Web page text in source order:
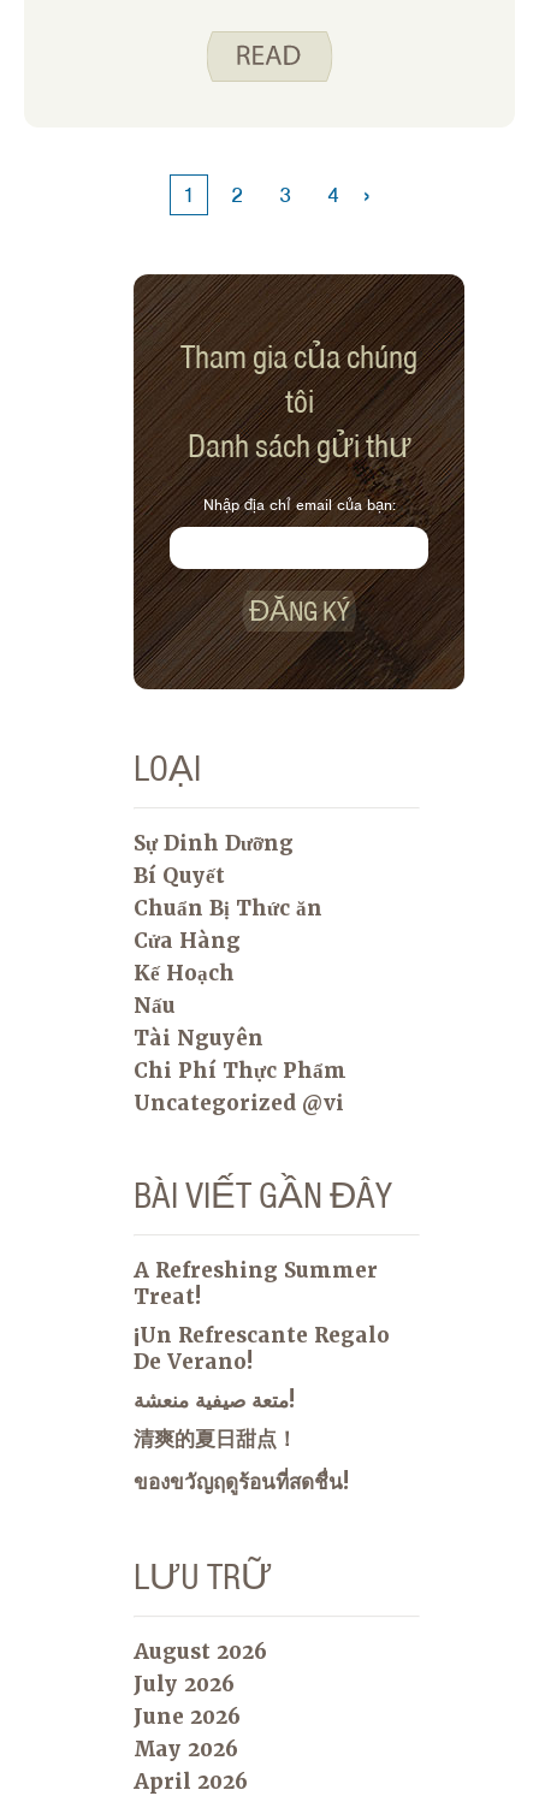
với gia đình, truyền thống và văn hóa
của chúng ta và là một nguồn vui trong
1 2 3 4 ›
Tham gia của chúng
tôi
Danh sách gửi thư
Nhập địa chỉ email của bạn:
ĐĂNG KÝ
LOẠI
Sự Dinh Dưỡng
Bí Quyết
Chuẩn Bị Thức ăn
Cửa Hàng
Kế Hoạch
Nấu
Tài Nguyên
Chi Phí Thực Phẩm
Uncategorized @vi
BÀI VIẾT GẦN ĐÂY
A Refreshing Summer
Treat!
¡Un Refrescante Regalo
De Verano!
متعة صيفية منعشة!
清爽的夏日甜点！
ของขวัญฤดูร้อนที่สดชื่น!
LƯU TRỮ
August 2026
July 2026
June 2026
May 2026
April 2026